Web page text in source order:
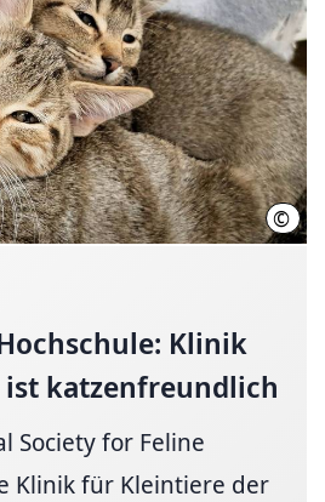
© Dr.
Klinik
katzenfreundlich
Society for Feline
Klinik für Kleintiere der